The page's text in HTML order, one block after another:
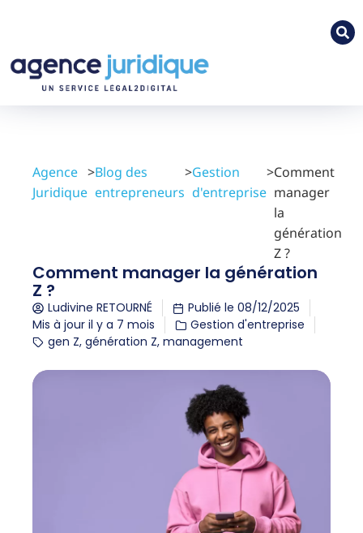
Agence
Juridique
>Blog des
entrepreneurs
>Gestion
d'entreprise
>Comment
manager
la
génération
Z ?
Comment manager la génération
Z ?
Ludivine RETOURNÉ Publié le 08/12/2025
Mis à jour il y a 7 mois
Gestion d'entreprise
gen Z, génération Z, management